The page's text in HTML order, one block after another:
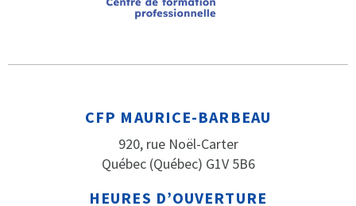
CFP MAURICE-BARBEAU
920, rue Noël-Carter
Québec (Québec) G1V 5B6
HEURES D’OUVERTURE